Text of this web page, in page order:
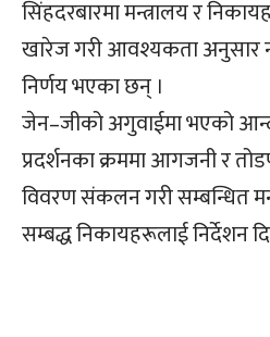
सिंहदरबारमा मन्त्रालय र
खारेज गरी आवश्यकता अनुसार
निर्णय भएका छन् ।
जेन–जीको अगुवाईमा भएको
प्रदर्शनका क्रममा आगजनी र
विवरण संकलन गरी सम्बन्धित
सम्बद्ध निकायहरूलाई निर्देशन